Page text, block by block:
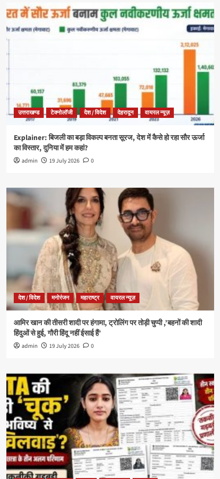
उत्तराखण्ड टेक्नोलॉजी देश / विदेश देहरादून वायरल न्यूज़
Explainer: बिजली का बड़ा विकल्प बनता सूरज, देश में कैसे हो रहा सौर ऊर्जा
का विस्तार, दुनिया में हम कहां?
admin 19 July 2026 0
देश / विदेश मनोरंजन महाराष्ट्र वायरल न्यूज़
आमिर खान की तीसरी शादी पर हंगामा, ट्रोलिंग पर तोड़ी चुप्पी ,’बहनों की शादी
हिंदुओं से हुई, गौरी हिंदू नहीं ईसाई हैं’
admin 19 July 2026 0